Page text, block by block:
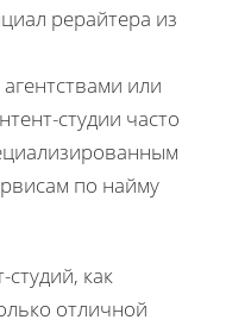
рерайтера из
или
студии часто
по найму
как
отличной